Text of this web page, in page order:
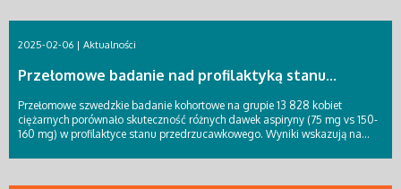
2025-02-06 | Aktualności
Przełomowe badanie nad profilaktyką stanu...
Przełomowe szwedzkie badanie kohortowe na grupie 13 828 kobiet
ciężarnych porównało skuteczność różnych dawek aspiryny (75 mg vs 150-
160 mg) w profilaktyce stanu przedrzucawkowego. Wyniki wskazują na...